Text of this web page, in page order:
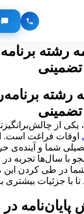
رشته
رشته
یکی از
اوقات فراغت است.
شما و آینده‌ی
با سال‌ها تجربه در
شما در طی کردن
تا با جزئیات